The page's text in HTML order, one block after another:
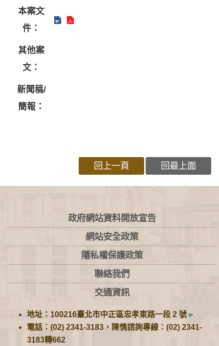
本案文
件：
其他案
文：
新聞稿/
簡報：
回上一頁 回最上面
:::
政府網站資料開放宣告
網站安全政策
隱私權保護政策
聯絡我們
交通資訊
地址：100216臺北市中正區忠孝東路一段 2 號
電話：(02) 2341-3183，陳情諮詢專線：(02) 2341-
3183轉662